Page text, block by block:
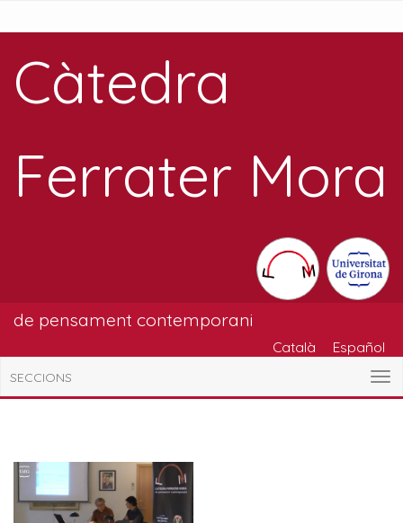
Càtedra
Ferrater Mora
de pensament contemporani
Català Español
SECCIONS